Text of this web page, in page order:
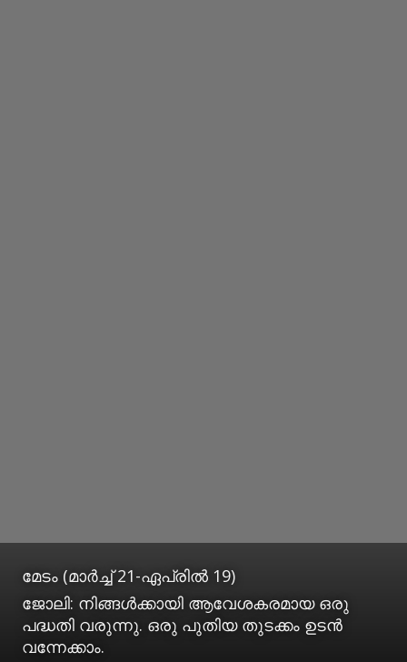
മേടം (മാര്‍ച്ച് 21-ഏപ്രില്‍ 19)
ജോലി: നിങ്ങള്‍ക്കായി ആവേശകരമായ ഒരു
പദ്ധതി വരുന്നു. ഒരു പുതിയ തുടക്കം ഉടന്‍
വന്നേക്കാം.